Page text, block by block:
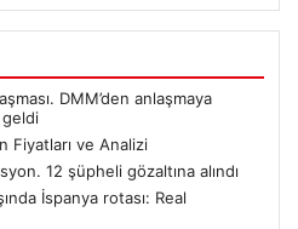
DMM’den anlaşmaya
geldi
Fiyatları ve Analizi
12 şüpheli gözaltına alındı
İspanya rotası: Real